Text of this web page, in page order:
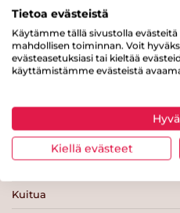
Ravintosisältö / 100 g
Energiaa
josta tyydyttynyttä rasvaa
Hiilihydraatteja
Kuitua
Tietoa evästeistä
Käytämme tällä sivustolla
mahdollisen toiminnan. Voit
evästeasetuksiasi tai kieltää
käyttämistämme evästeistä
Kiellä evästeet